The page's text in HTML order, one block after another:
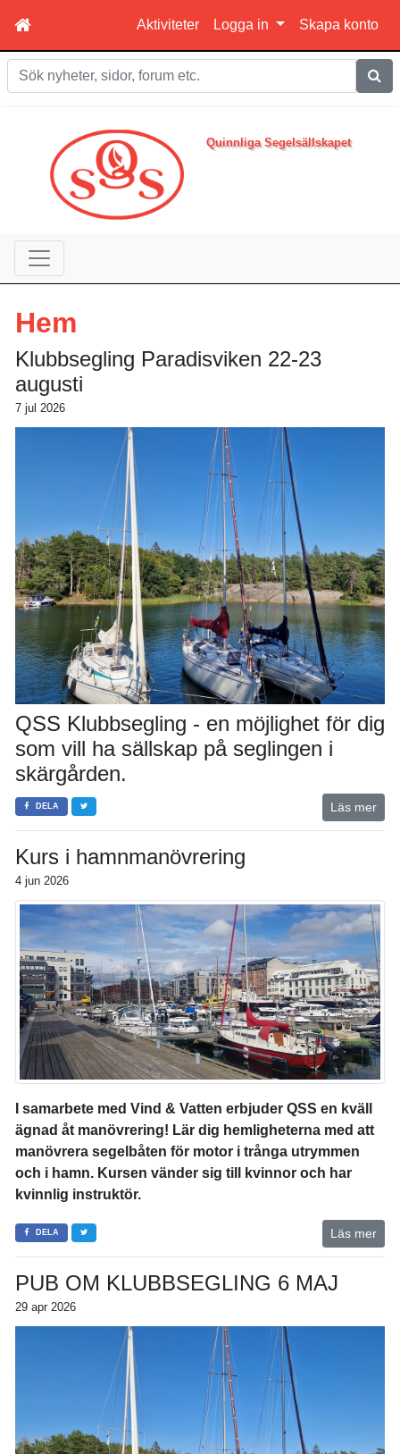
Aktiviteter Logga in Skapa konto
Sök
Quinnliga Segelsällskapet
Hem
Klubbsegling Paradisviken 22-23
augusti
7 jul 2026
QSS Klubbsegling - en möjlighet för dig
som vill ha sällskap på seglingen i
skärgården.
DELA Läs mer
Kurs i hamnmanövrering
4 jun 2026
I samarbete med Vind & Vatten erbjuder QSS en kväll
ägnad åt manövrering! Lär dig hemligheterna med att
manövrera segelbåten för motor i trånga utrymmen
och i hamn. Kursen vänder sig till kvinnor och har
kvinnlig instruktör.
DELA Läs mer
PUB OM KLUBBSEGLING 6 MAJ
29 apr 2026